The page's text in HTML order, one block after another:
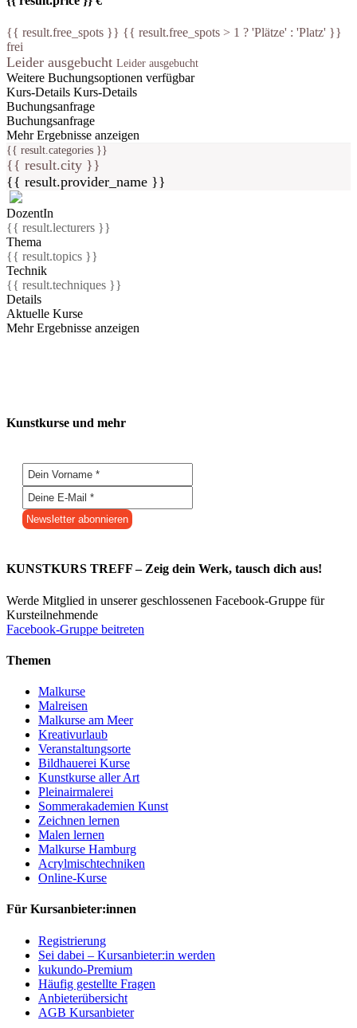
{{ result.free_spots }} {{ result.free_spots > 1 ? 'Plätze' : 'Platz' }}
frei
Leider ausgebucht Leider ausgebucht
Weitere Buchungsoptionen verfügbar
Kurs-Details Kurs-Details
Buchungsanfrage
Buchungsanfrage
Mehr Ergebnisse anzeigen
{{ result.categories }}
{{ result.city }}
{{ result.provider_name }}
DozentIn
{{ result.lecturers }}
Thema
{{ result.topics }}
Technik
{{ result.techniques }}
Details
Aktuelle Kurse
Mehr Ergebnisse anzeigen
Kunstkurse und mehr
KUNSTKURS TREFF – Zeig dein Werk, tausch dich aus!
Werde Mitglied in unserer geschlossenen Facebook-Gruppe für
Kursteilnehmende
Facebook-Gruppe beitreten
Themen
Malkurse
Malreisen
Malkurse am Meer
Kreativurlaub
Veranstaltungsorte
Bildhauerei Kurse
Kunstkurse aller Art
Pleinairmalerei
Sommerakademien Kunst
Zeichnen lernen
Malen lernen
Malkurse Hamburg
Acrylmischtechniken
Online-Kurse
Für Kursanbieter:innen
Registrierung
Sei dabei – Kursanbieter:in werden
kukundo-Premium
Häufig gestellte Fragen
Anbieterübersicht
AGB Kursanbieter